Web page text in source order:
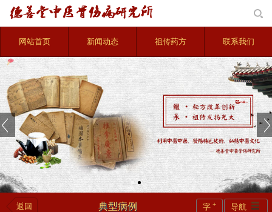
网站首页 新闻动态 祖传药方 联系我们
返回 典型病例 导航
字 +